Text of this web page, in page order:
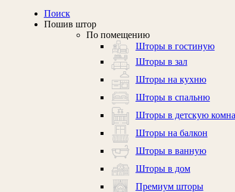
Поиск
Пошив штор
По помещению
Шторы в гостиную
Шторы в зал
Шторы на кухню
Шторы в спальню
Шторы в детскую
Шторы на балкон
Шторы в ванную
Шторы в дом
Премиум шторы